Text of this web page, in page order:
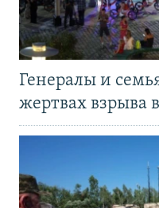
Генералы и
жертвах взрыва